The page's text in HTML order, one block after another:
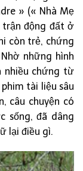
» (« Nhà Mẹ
động đất ở
còn trẻ, chứng
những hình
nhiều chứng từ
tài liệu sâu
câu chuyện có
sống, đã dâng
lại điều gì.